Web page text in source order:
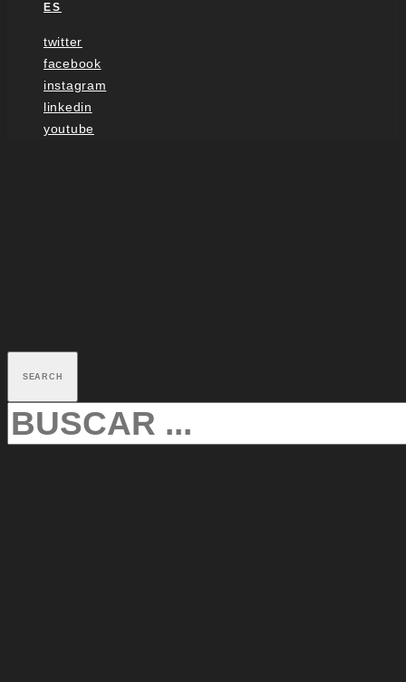
ES
twitter
facebook
instagram
linkedin
youtube
SEARCH